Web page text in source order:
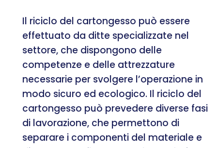
Il riciclo del cartongesso può essere
effettuato da ditte specializzate nel
settore, che dispongono delle
competenze e delle attrezzature
necessarie per svolgere l’operazione in
modo sicuro ed ecologico. Il riciclo del
cartongesso può prevedere diverse fasi
di lavorazione, che permettono di
separare i componenti del materiale e